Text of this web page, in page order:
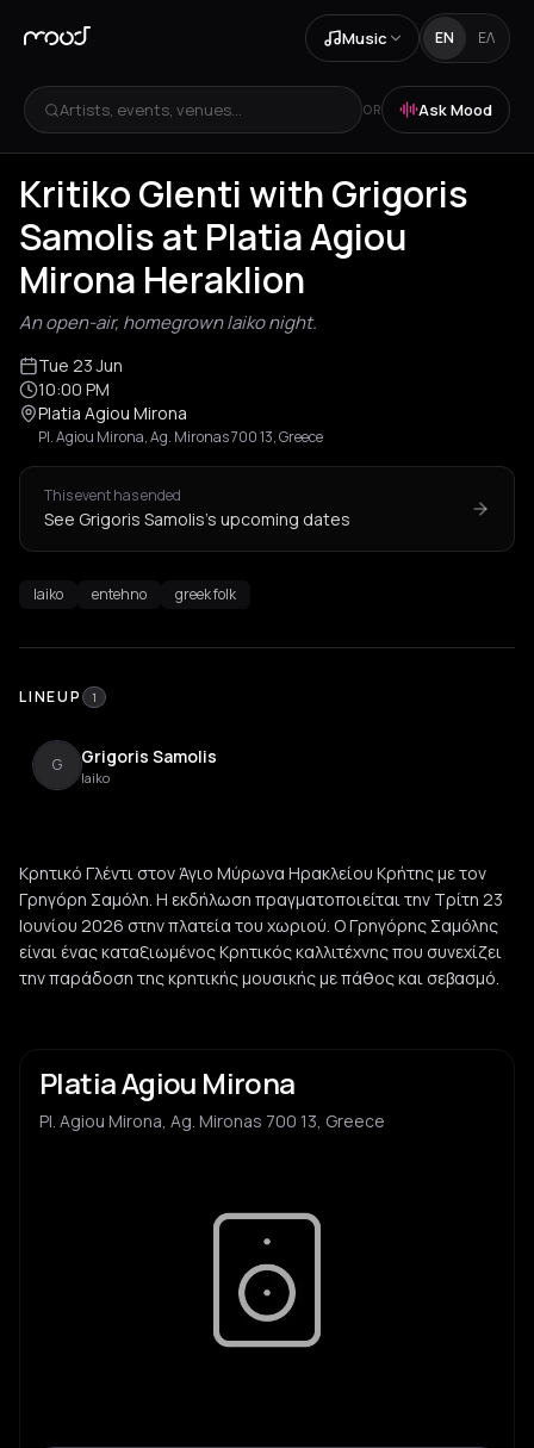
Music EN ΕΛ
Artists, events, venues... OR Ask Mood
Kritiko Glenti with Grigoris
Samolis at Platia Agiou
Mirona Heraklion
An open-air, homegrown laiko night.
Tue 23 Jun
10:00 PM
Platia Agiou Mirona
Pl. Agiou Mirona, Ag. Mironas 700 13, Greece
This event has ended
See Grigoris Samolis's upcoming dates
laiko entehno greek folk
LINEUP 1
G Grigoris Samolis
laiko
Κρητικό Γλέντι στον Άγιο Μύρωνα Ηρακλείου Κρήτης με τον
Γρηγόρη Σαμόλη. Η εκδήλωση πραγματοποιείται την Τρίτη 23
Ιουνίου 2026 στην πλατεία του χωριού. Ο Γρηγόρης Σαμόλης
είναι ένας καταξιωμένος Κρητικός καλλιτέχνης που συνεχίζει
την παράδοση της κρητικής μουσικής με πάθος και σεβασμό.
Platia Agiou Mirona
Pl. Agiou Mirona, Ag. Mironas 700 13, Greece